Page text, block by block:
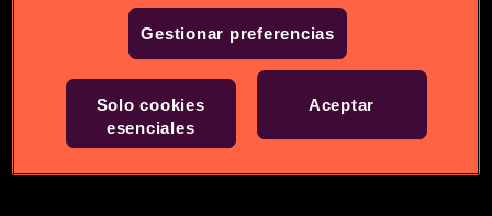
Gestionar preferencias
Solo cookies
esenciales
Aceptar